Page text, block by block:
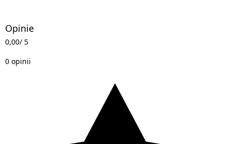
Opinie
0,00/ 5
0 opinii